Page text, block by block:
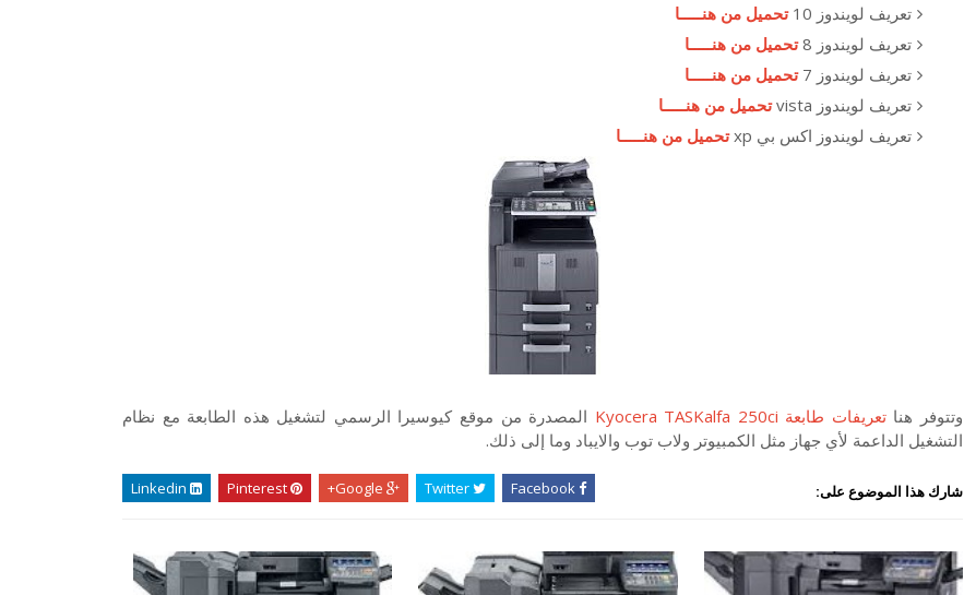
تعريف لويندوز 10
تحميل من هنـــــا
تعريف لويندوز 8
تحميل من هنـــــا
تعريف لويندوز 7
تحميل من هنـــــا
تعريف لويندوز vista
تحميل من هنـــــا
تعريف لويندوز اكس بي xp
تحميل من هنـــــا
وتتوفر هناتعريفات طابعة Kyocera TASKalfa 250ci
المصدرة من موقع كيوسيرا الرسمي لتشغيل هذه الطابعة مع نظام
التشغيل الداعمة لأي جهاز مثل الكمبيوتر ولاب توب والايباد وما إلى ذلك.
شارك هذا الموضوع على: